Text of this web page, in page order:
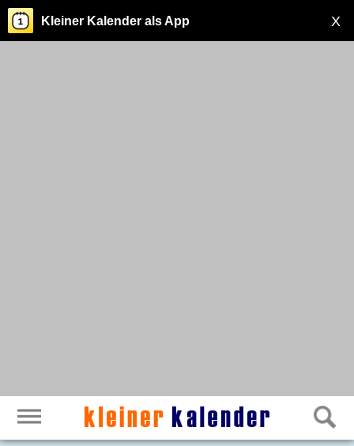
X
Kleiner Kalender als App